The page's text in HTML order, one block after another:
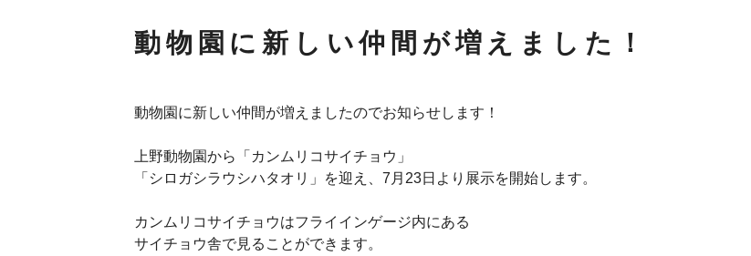
動物園に新しい仲間が増えました！
動物園に新しい仲間が増えましたのでお知らせします！
上野動物園から「カンムリコサイチョウ」
「シロガシラウシハタオリ」を迎え、7月23日より展示を開始します。
カンムリコサイチョウはフライインゲージ内にある
サイチョウ舎で見ることができます。